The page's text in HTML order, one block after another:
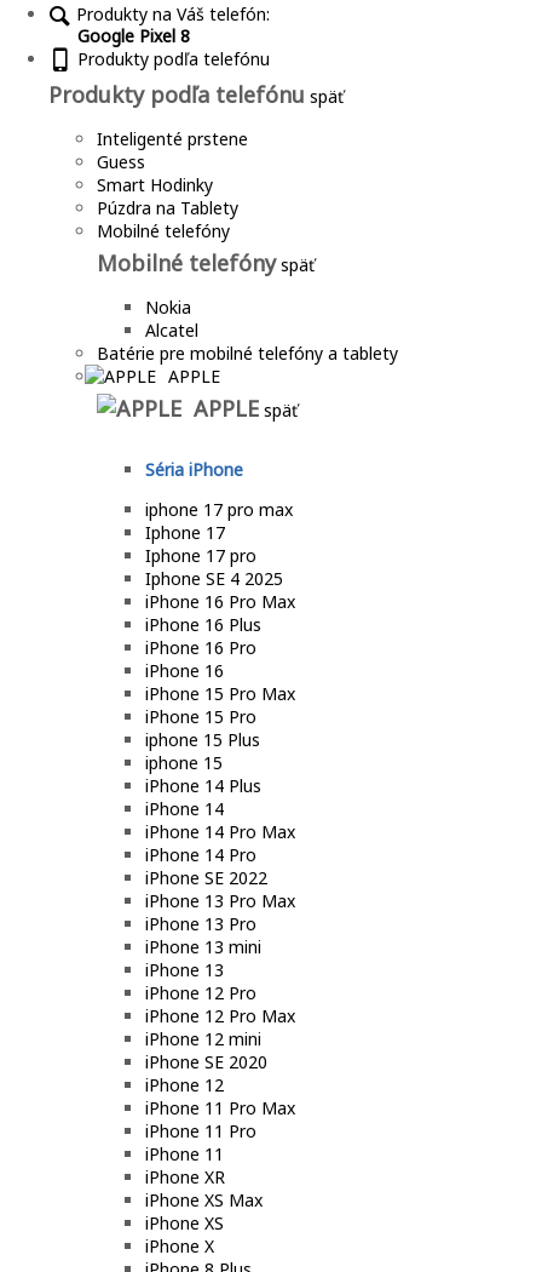
Produkty na Váš telefón:
Google Pixel 8
Produkty podľa telefónu
Produkty podľa telefónu späť
Inteligenté prstene
Guess
Smart Hodinky
Púzdra na Tablety
Mobilné telefóny
Mobilné telefóny späť
Nokia
Alcatel
Batérie pre mobilné telefóny a tablety
APPLE
APPLE späť
Séria iPhone
iphone 17 pro max
Iphone 17
Iphone 17 pro
Iphone SE 4 2025
iPhone 16 Pro Max
iPhone 16 Plus
iPhone 16 Pro
iPhone 16
iPhone 15 Pro Max
iPhone 15 Pro
iphone 15 Plus
iphone 15
iPhone 14 Plus
iPhone 14
iPhone 14 Pro Max
iPhone 14 Pro
iPhone SE 2022
iPhone 13 Pro Max
iPhone 13 Pro
iPhone 13 mini
iPhone 13
iPhone 12 Pro
iPhone 12 Pro Max
iPhone 12 mini
iPhone SE 2020
iPhone 12
iPhone 11 Pro Max
iPhone 11 Pro
iPhone 11
iPhone XR
iPhone XS Max
iPhone XS
iPhone X